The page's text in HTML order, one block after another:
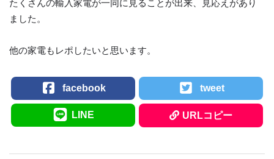
たくさんの輸入家電が一同に見ることが出来、見応えがあり
ました。
他の家電もレポしたいと思います。
facebook tweet
LINE URLコピー